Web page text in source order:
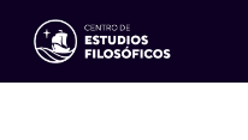
Eventos